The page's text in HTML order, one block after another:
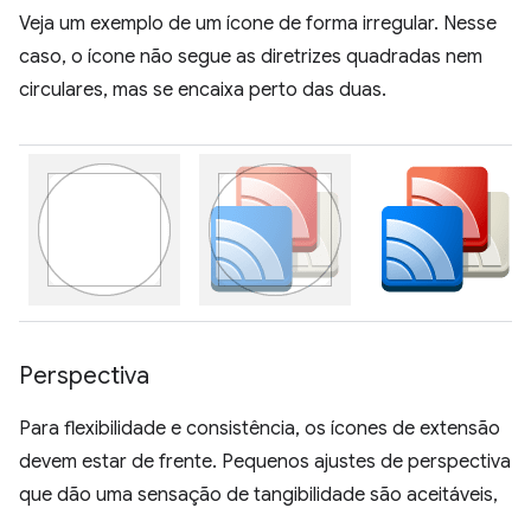
Veja um exemplo de um ícone de forma irregular. Nesse
caso, o ícone não segue as diretrizes quadradas nem
circulares, mas se encaixa perto das duas.
Perspectiva
Para flexibilidade e consistência, os ícones de extensão
devem estar de frente. Pequenos ajustes de perspectiva
que dão uma sensação de tangibilidade são aceitáveis,